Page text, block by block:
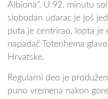
Albiona”. U 92. minutu
slobodan udarac je još
puta je centrirao, lopta je
napadač Totenhema
Hrvatske.
Regularni deo je
puno vremena nakon